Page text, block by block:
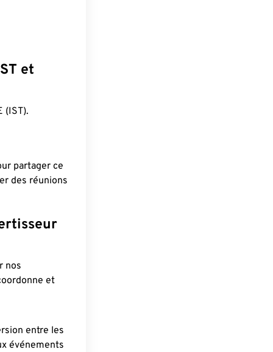
et
(IST).
partager ce
des réunions
nos
et
entre les
événements